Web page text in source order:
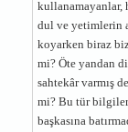
kullanamayanlar,
dul ve yetimlerin
koyarken biraz
mi? Öte yandan
sahtekâr varmış
mi? Bu tür
başkasına